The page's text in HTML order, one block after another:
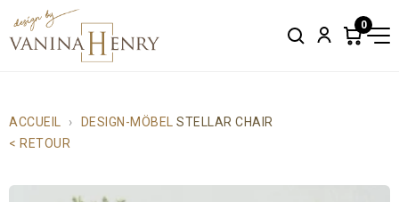
SearchAccount
0
Items
ACCUEIL DESIGN-MÖBEL
STELLAR CHAIR
< RETOUR